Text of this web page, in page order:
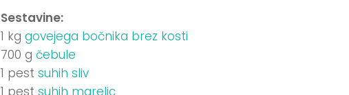
Sestavine:
1 kg govejega bočnika brez kosti
700 g čebule
1 pest suhih sliv